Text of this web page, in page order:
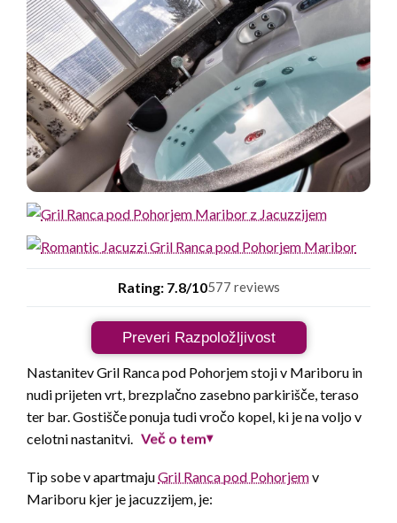
Rating: 7.8/10577 reviews
Preveri Razpoložljivost
Nastanitev Gril Ranca pod Pohorjem stoji v Mariboru in
nudi prijeten vrt, brezplačno zasebno parkirišče, teraso
ter bar. Gostišče ponuja tudi vročo kopel, ki je na voljo v
celotni nastanitvi. Več o tem▾
Tip sobe v apartmajuGril Ranca pod Pohorjemv
Mariboru kjer je jacuzzijem, je: